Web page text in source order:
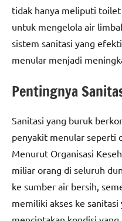
tidak hanya meliputi
untuk mengelola air
sistem sanitasi yang
menular menjadi
Pentingnya
Sanitasi yang buruk
penyakit menular seperti
Menurut Organisasi
miliar orang di seluruh
ke sumber air bersih,
memiliki akses ke sanitasi